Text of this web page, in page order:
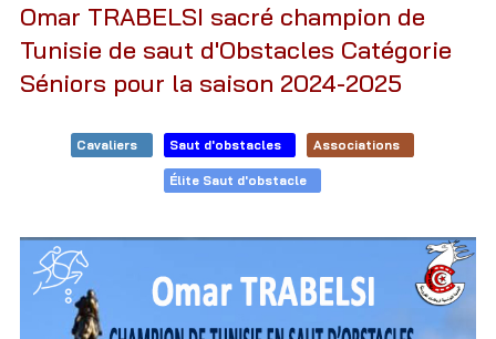
Omar TRABELSI sacré champion de
Tunisie de saut d'Obstacles Catégorie
Séniors pour la saison 2024-2025
Cavaliers Saut d'obstacles Associations
Élite Saut d'obstacle